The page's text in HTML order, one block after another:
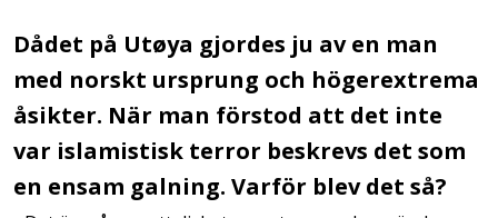
Dådet på Utøya gjordes ju av en man
med norskt ursprung och högerextrema
åsikter. När man förstod att det inte
var islamistisk terror beskrevs det som
en ensam galning. Varför blev det så?